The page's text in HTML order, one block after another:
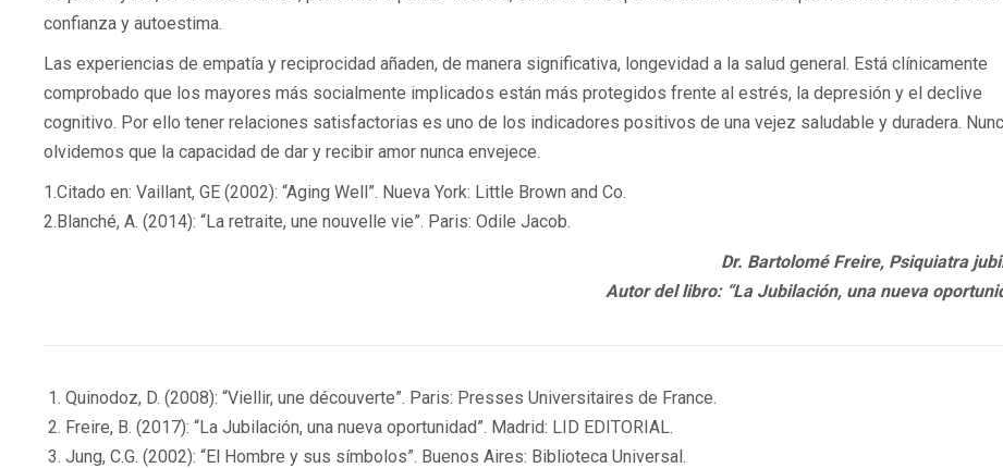
confianza y autoestima.
Las experiencias de empatía y reciprocidad añaden, de manera significativa, longevidad a la salud general. Está clínicamente
comprobado que los mayores más socialmente implicados están más protegidos frente al estrés, la depresión y el declive
cognitivo. Por ello tener relaciones satisfactorias es uno de los indicadores positivos de una vejez saludable y duradera.
olvidemos que la capacidad de dar y recibir amor nunca envejece.
1.Citado en: Vaillant, GE (2002): “Aging Well”. Nueva York: Little Brown and Co.
2.Blanché, A. (2014): “La retraite, une nouvelle vie”. Paris: Odile Jacob.
Dr. Bartolomé Freire, Psiquiatra
Autor del libro: “La Jubilación, una nueva
Quinodoz, D. (2008): “Viellir, une découverte”. Paris: Presses Universitaires de France.
Freire, B. (2017): “La Jubilación, una nueva oportunidad”. Madrid: LID EDITORIAL.
Jung, C.G. (2002): “El Hombre y sus símbolos”. Buenos Aires: Biblioteca Universal.